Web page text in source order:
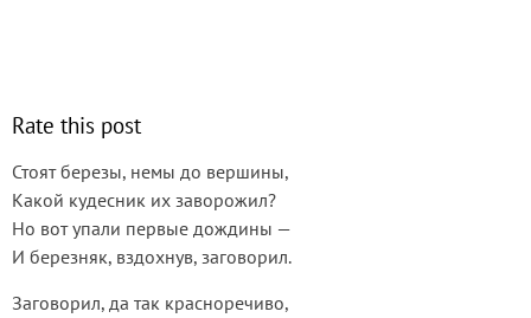
Rate this post
Стоят березы, немы до вершины,
Какой кудесник их заворожил?
Но вот упали первые дождины —
И березняк, вздохнув, заговорил.
Заговорил, да так красноречиво,